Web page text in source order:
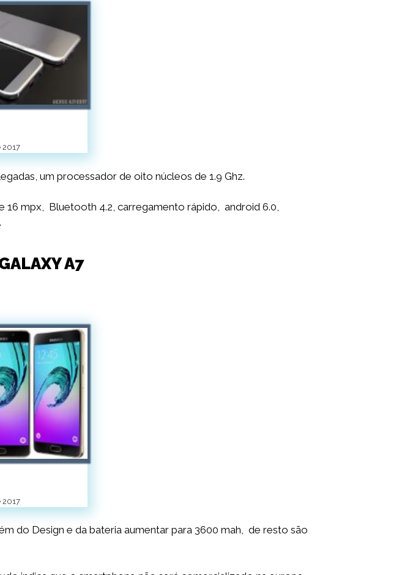
2017
um processador de oito núcleos de 1.9 Ghz.
16 mpx, Bluetooth 4.2, carregamento rápido, android 6.0,
A7
2017
do Design e da bateria aumentar para 3600 mah, de resto são